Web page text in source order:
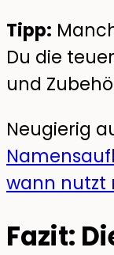
Tipp:
Du die
und
Neugierig
wann nutzt
Fazit: